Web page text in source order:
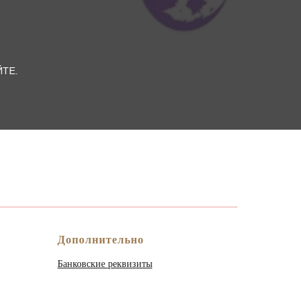
Дополнительно
Банковские реквизиты